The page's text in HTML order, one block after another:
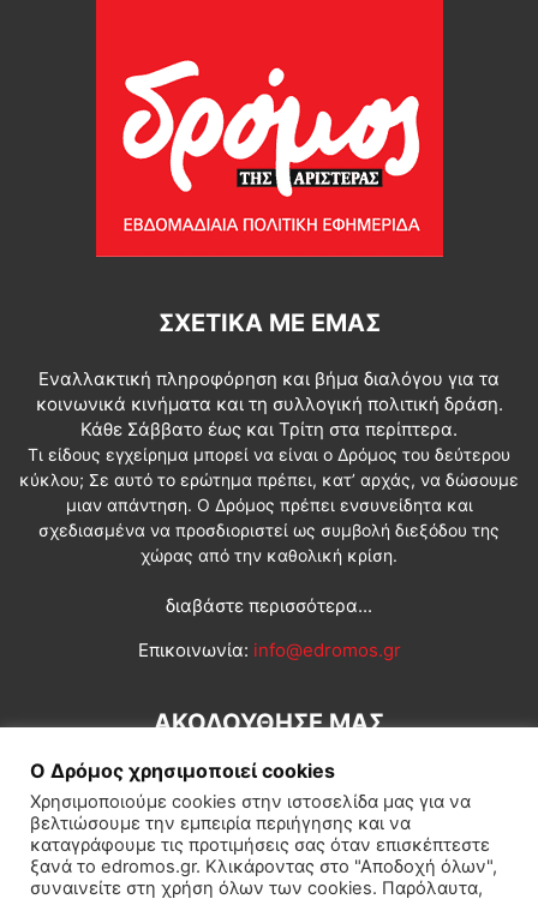
ΣΧΕΤΙΚΆ ΜΕ ΕΜΆΣ
Εναλλακτική πληροφόρηση και βήμα διαλόγου για τα
κοινωνικά κινήματα και τη συλλογική πολιτική δράση.
Κάθε Σάββατο έως και Τρίτη στα περίπτερα.
Τι είδους εγχείρημα μπορεί να είναι ο Δρόμος του δεύτερου
κύκλου; Σε αυτό το ερώτημα πρέπει, κατ’ αρχάς, να δώσουμε
μιαν απάντηση. Ο Δρόμος πρέπει ενσυνείδητα και
σχεδιασμένα να προσδιοριστεί ως συμβολή διεξόδου της
χώρας από την καθολική κρίση.
διαβάστε περισσότερα...
Επικοινωνία: info@edromos.gr
ΑΚΟΛΟΥΘΗΣΕ ΜΑΣ
Ο Δρόμος χρησιμοποιεί cookies
Χρησιμοποιούμε cookies στην ιστοσελίδα μας για να
βελτιώσουμε την εμπειρία περιήγησης και να
καταγράφουμε τις προτιμήσεις σας όταν επισκέπτεστε
ξανά το edromos.gr. Κλικάροντας στο "Αποδοχή όλων",
συναινείτε στη χρήση όλων των cookies. Παρόλαυτα,